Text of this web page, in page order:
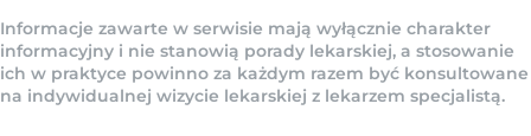
Informacje zawarte w serwisie mają wyłącznie charakter
informacyjny i nie stanowią porady lekarskiej, a stosowanie
ich w praktyce powinno za każdym razem być konsultowane
na indywidualnej wizycie lekarskiej z lekarzem specjalistą.